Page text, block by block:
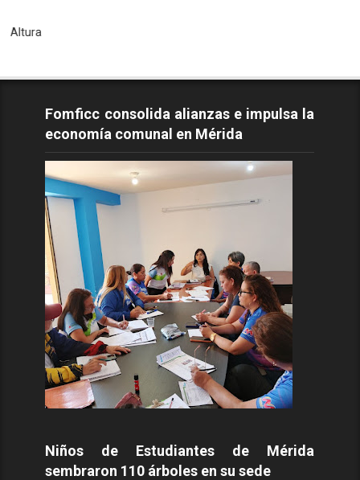
Fomficc consolida alianzas e impulsa la
economía comunal en Mérida
Niños de Estudiantes de Mérida
sembraron 110 árboles en su sede